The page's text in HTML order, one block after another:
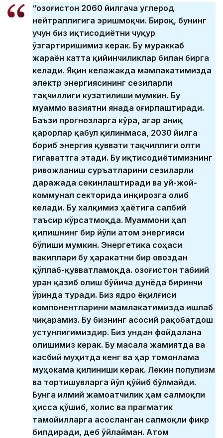
“Қозоғистон 2060 йилгача углерод
нейтраллигига эришмоқчи. Бироқ, бунинг
учун биз иқтисодиётни чуқур
ўзгартиришимиз керак. Бу мураккаб
жараён катта қийинчиликлар билан бирга
келади. Яқин келажакда мамлакатимизда
электр энергиясининг сезиларли
тақчиллиги кузатилиши мумкин. Бу
муаммо вазиятни янада оғирлаштиради.
Баъзи прогнозларга кўра, агар аниқ
қарорлар қабул қилинмаса, 2030 йилга
бориб энергия қуввати тақчиллиги олти
гигаваттга этади. Бу иқтисодиётимизнинг
ривожланиш суръатларини сезиларли
даражада секинлаштиради ва уй-жой-
коммунал секторида инқирозга олиб
келади. Бу халқимиз ҳаётига салбий
таъсир кўрсатмоқда. Муаммони ҳал
қилишнинг бир йўли атом энергияси
бўлиши мумкин. Энергетика соҳаси
вакиллари бу ҳаракатни бир овоздан
қўллаб-қувватламоқда. Қозоғистон табиий
уран қазиб олиш бўйича дунёда биринчи
ўринда туради. Биз ядро ёқилғиси
компонентларини мамлакатимизда ишлаб
чиқарамиз. Бу бизнинг асосий рақобатдош
устунлигимиздир. Биз ундан фойдалана
олишимиз керак. Бу масала жамиятда ва
касбий муҳитда кенг ва ҳар томонлама
муҳокама қилиниши керак. Лекин популизм
ва тортишувларга йўл қўйиб бўлмайди.
Бунга илмий жамоатчилик ҳам салмоқли
ҳисса қўшиб, холис ва прагматик
тамойилларга асосланган салмоқли фикр
билдиради, деб ўйлайман. Атом